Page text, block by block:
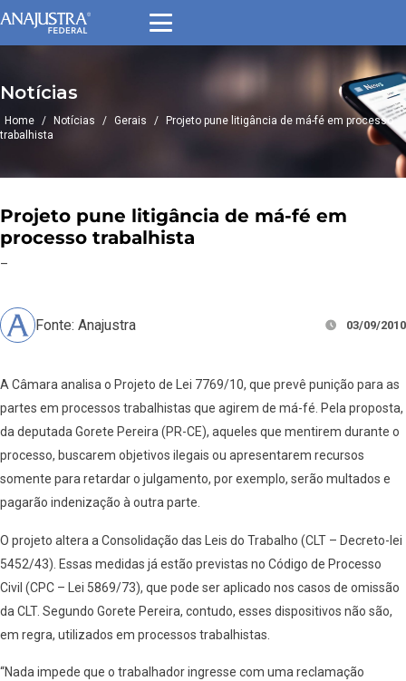
Notícias
Home / Notícias / Gerais /
Projeto pune litigância de má-fé em processo
trabalhista
Projeto pune litigância de má-fé em
processo trabalhista
–
Fonte: Anajustra 03/09/2010
A Câmara analisa o Projeto de Lei 7769/10, que prevê punição para as
partes em processos trabalhistas que agirem de má-fé. Pela proposta,
da deputada Gorete Pereira (PR-CE), aqueles que mentirem durante o
processo, buscarem objetivos ilegais ou apresentarem recursos
somente para retardar o julgamento, por exemplo, serão multados e
pagarão indenização à outra parte.
O projeto altera a Consolidação das Leis do Trabalho (CLT – Decreto-lei
5452/43). Essas medidas já estão previstas no Código de Processo
Civil (CPC – Lei 5869/73), que pode ser aplicado nos casos de omissão
da CLT. Segundo Gorete Pereira, contudo, esses dispositivos não são,
em regra, utilizados em processos trabalhistas.
“Nada impede que o trabalhador ingresse com uma reclamação